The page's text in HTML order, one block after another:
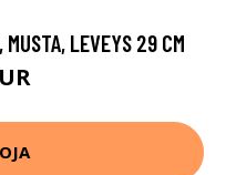
LEVEYS 29 CM